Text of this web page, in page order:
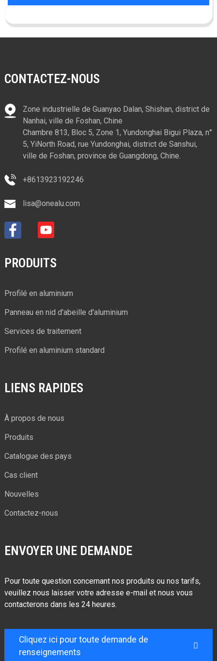
CONTACTEZ-NOUS
Zone industrielle de Guanyao Dalan, Shishan, district de
Nanhai, ville de Foshan, Chine
Chambre 813, Bloc 5, Zone 1, Yundonghai Bigui Plaza, n°
5, YiNorth Road, rue Yundonghai, district de Sanshui,
ville de Foshan, province de Guangdong, Chine.
+8613923192246
lisa@onealu.com
PRODUITS
Profilé en aluminium
Panneau en nid d'abeille d'aluminium
Services de traitement
Profilé en aluminium standard
LIENS RAPIDES
À propos de nous
Produits
Catalogue des pays
Cas client
Nouvelles
Contactez-nous
ENVOYER UNE DEMANDE
Pour toute question concernant nos produits ou nos tarifs,
veuillez nous laisser votre adresse e-mail et nous vous
contacterons dans les 24 heures.
Cliquez ici pour toute demande de
renseignements